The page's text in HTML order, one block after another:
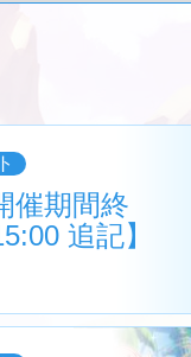
催期間終
追記】